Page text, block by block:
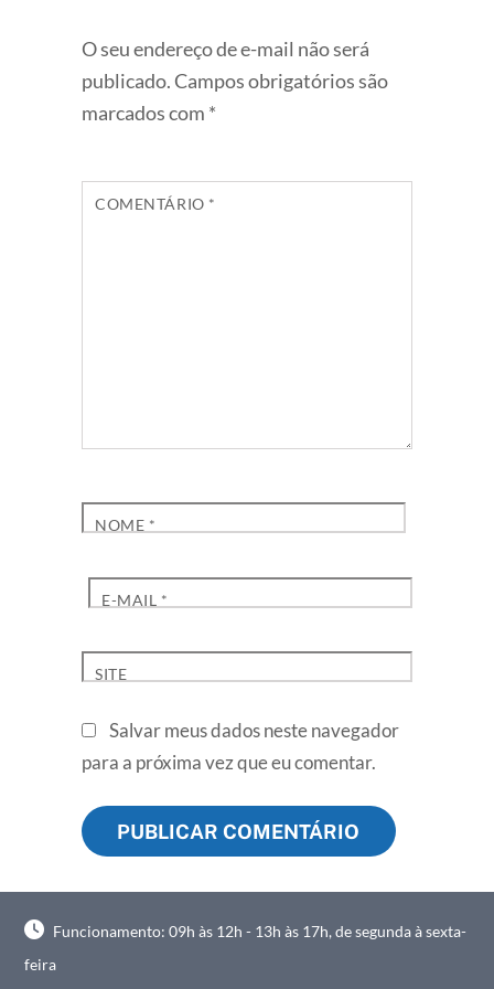
O seu endereço de e-mail não será
publicado.Campos obrigatórios são
marcados com *
COMENTÁRIO *
NOME *
E-MAIL *
SITE
Salvar meus dados neste navegador
para a próxima vez que eu comentar.
Funcionamento: 09h às 12h - 13h às 17h, de segunda à sexta-
feira